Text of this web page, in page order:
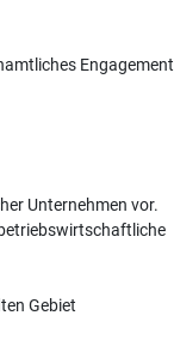
Engagement
Unternehmen vor.
Gebiet